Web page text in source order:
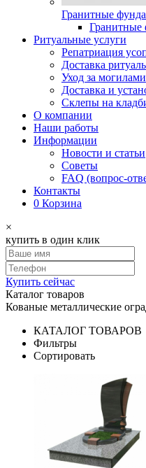
Гранитные
Гранитные
Ритуальные услуги
Репатриация
Доставка
Уход за могилами
Доставка и
Склепы на
О компании
Наши работы
Информации
Новости и статьи
Советы
FAQ (вопрос-
Контакты
0 Корзина
×
купить в один клик
Купить сейчас
Каталог товаров
Кованые металлические
КАТАЛОГ ТОВАРОВ
Фильтры
Сортировать